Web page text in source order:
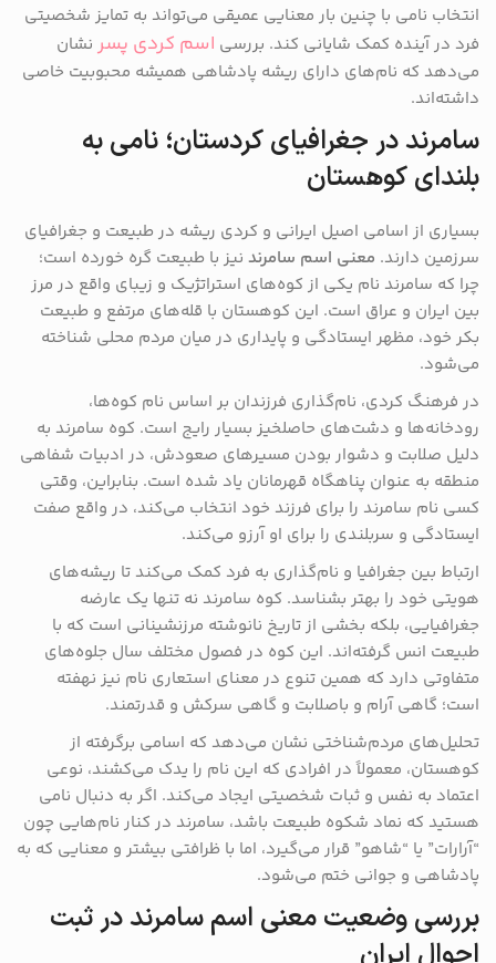
انتخاب نامی با چنین بار معنایی عمیقی می‌تواند به تمایز شخصیتی
فرد در آینده کمک شایانی کند. بررسی اسم کردی پسر نشان
می‌دهد که نام‌های دارای ریشه پادشاهی همیشه محبوبیت خاصی
داشته‌اند.
سامرند در جغرافیای کردستان؛ نامی به
بلندای کوهستان
بسیاری از اسامی اصیل ایرانی و کردی ریشه در طبیعت و جغرافیای
سرزمین دارند. معنی اسم سامرند نیز با طبیعت گره خورده است؛
چرا که سامرند نام یکی از کوه‌های استراتژیک و زیبای واقع در مرز
بین ایران و عراق است. این کوهستان با قله‌های مرتفع و طبیعت
بکر خود، مظهر ایستادگی و پایداری در میان مردم محلی شناخته
می‌شود.
در فرهنگ کردی، نام‌گذاری فرزندان بر اساس نام کوه‌ها،
رودخانه‌ها و دشت‌های حاصلخیز بسیار رایج است. کوه سامرند به
دلیل صلابت و دشوار بودن مسیرهای صعودش، در ادبیات شفاهی
منطقه به عنوان پناهگاه قهرمانان یاد شده است. بنابراین، وقتی
کسی نام سامرند را برای فرزند خود انتخاب می‌کند، در واقع صفت
ایستادگی و سربلندی را برای او آرزو می‌کند.
ارتباط بین جغرافیا و نام‌گذاری به فرد کمک می‌کند تا ریشه‌های
هویتی خود را بهتر بشناسد. کوه سامرند نه تنها یک عارضه
جغرافیایی، بلکه بخشی از تاریخ نانوشته مرزنشینانی است که با
طبیعت انس گرفته‌اند. این کوه در فصول مختلف سال جلوه‌های
متفاوتی دارد که همین تنوع در معنای استعاری نام نیز نهفته
است؛ گاهی آرام و باصلابت و گاهی سرکش و قدرتمند.
تحلیل‌های مردم‌شناختی نشان می‌دهد که اسامی برگرفته از
کوهستان، معمولاً در افرادی که این نام را یدک می‌کشند، نوعی
اعتماد به نفس و ثبات شخصیتی ایجاد می‌کند. اگر به دنبال نامی
هستید که نماد شکوه طبیعت باشد، سامرند در کنار نام‌هایی چون
“آرارات” یا “شاهو” قرار می‌گیرد، اما با ظرافتی بیشتر و معنایی که به
پادشاهی و جوانی ختم می‌شود.
بررسی وضعیت معنی اسم سامرند در ثبت